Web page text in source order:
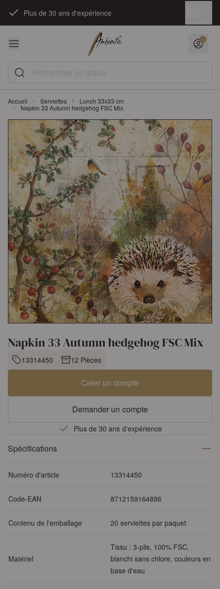
Plus de 30 ans d'expérience
Rechercher un article
Accueil Serviettes
Lunch 33x33 cm
Napkin 33 Autumn hedgehog FSC Mix
Napkin 33 Autumn hedgehog FSC Mix
13314450 12 Pièces
Créer un compte
Demander un compte
Plus de 30 ans d'expérience
Spécifications
Numéro d'article 13314450
Code-EAN 8712159164886
Contenu de l'emballage 20 serviettes par paquet
Matériel
Tissu : 3-plis, 100% FSC,
blanchi sans chlore, couleurs en
base d'eau